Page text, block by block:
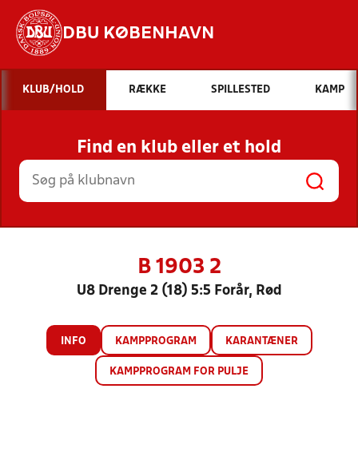
DBU KØBENHAVN
Hvad vil du søge efter?
INDHOLD OG NYHEDER
STILLINGER, RESULTATER, KLUBBER OG
HOLD
KLUB/HOLD RÆKKE SPILLESTED KAMP
Find en klub eller et hold
B 1903 2
U8 Drenge 2 (18) 5:5 Forår, Rød
INFO KAMPPROGRAM KARANTÆNER
KAMPPROGRAM FOR PULJE